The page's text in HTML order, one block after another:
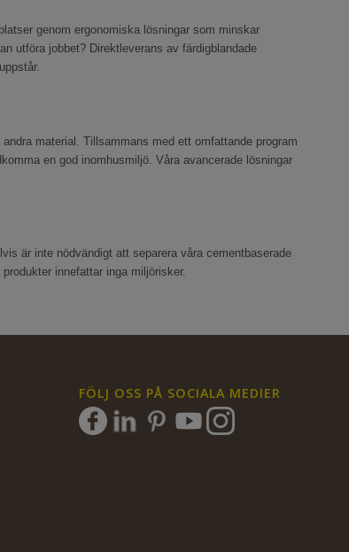
genom ergonomiska lösningar som minskar
utföra jobbet? Direktleverans av färdigblandade
material. Tillsammans med ett omfattande program
en god inomhusmiljö. Våra avancerade lösningar
är inte nödvändigt att separera våra cementbaserade
innefattar inga miljörisker.
FÖLJ OSS PÅ SOCIALA MEDIER